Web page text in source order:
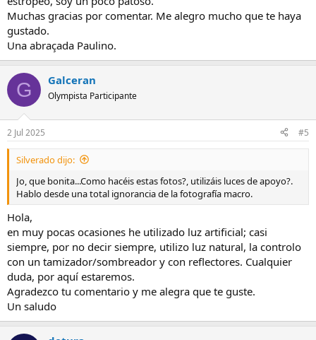
Muchas gracias por comentar. Me alegro mucho que te haya
gustado.
Una abraçada Paulino.
G Galceran
Olympista Participante
2 Jul 2025 #5
Silverado dijo:
Jo, que bonita...Como hacéis estas fotos?, utilizáis luces de apoyo?.
Hablo desde una total ignorancia de la fotografía macro.
Hola,
en muy pocas ocasiones he utilizado luz artificial; casi
siempre, por no decir siempre, utilizo luz natural, la controlo
con un tamizador/sombreador y con reflectores. Cualquier
duda, por aquí estaremos.
Agradezco tu comentario y me alegra que te guste.
Un saludo